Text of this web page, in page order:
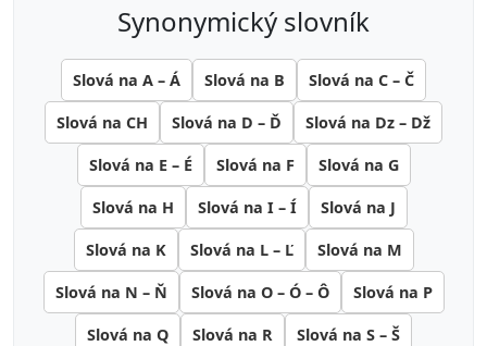
synonymický slovník
Slová na A – Á Slová na B Slová na C – Č
Slová na CH Slová na D – Ď Slová na Dz – Dž
Slová na E – É Slová na F Slová na G
Slová na H Slová na I – Í Slová na J
Slová na K Slová na L – Ľ Slová na M
Slová na N – Ň Slová na O – Ó – Ô Slová na P
Slová na Q Slová na R Slová na S – Š